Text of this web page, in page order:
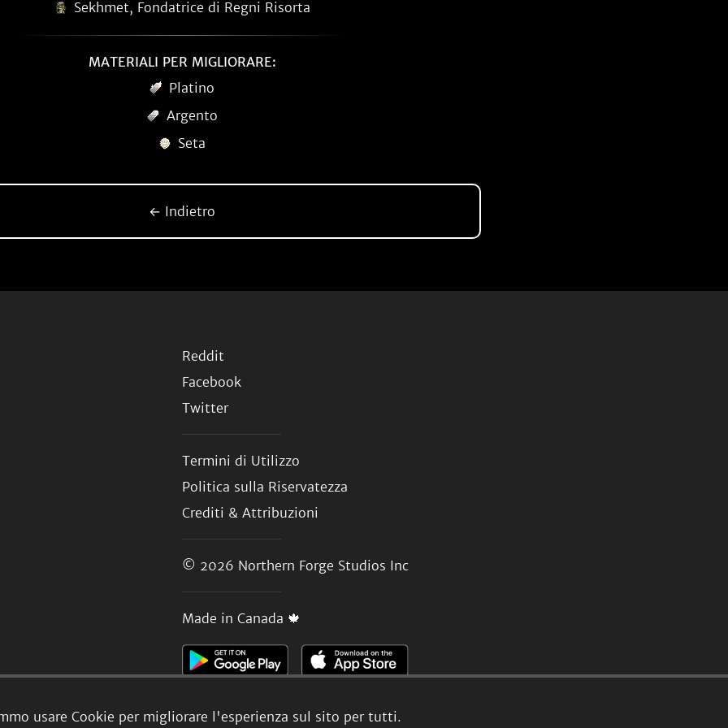
usare Cookie per migliorare l'esperienza sul sito per tutti.
Sekhmet, Fondatrice di Regni Risorta
MATERIALI PER MIGLIORARE:
Platino
Argento
Seta
← Indietro
Reddit
Facebook
Twitter
Termini di Utilizzo
Politica sulla Riservatezza
Crediti & Attribuzioni
© 2026 Northern Forge Studios Inc
Made in Canada 🍁